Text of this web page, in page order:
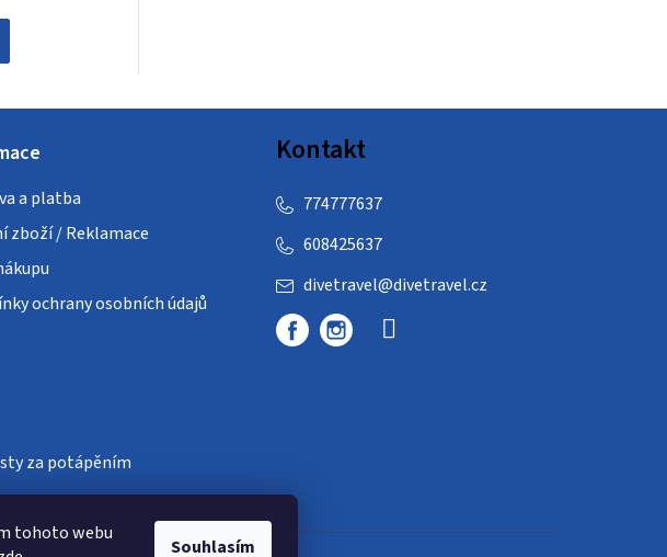
tohoto webu
Souhlasím
a platba
zboží / Reklamace
ochrany osobních údajů
Kontakt
divetravel@divetravel.cz
608425637
774777637
za potápěním